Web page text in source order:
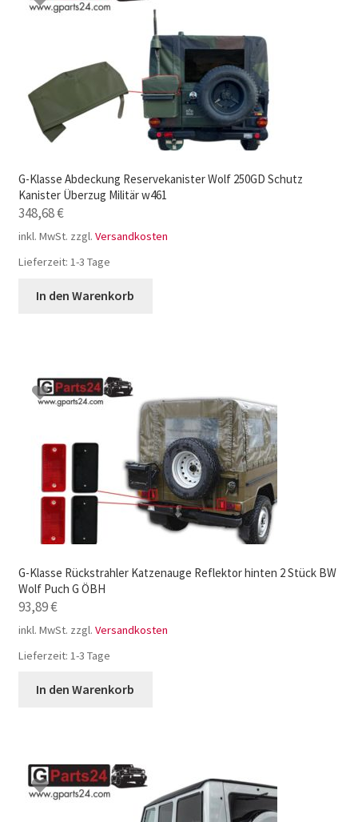
G-Klasse Abdeckung Reservekanister Wolf 250GD Schutz
Kanister Überzug Militär w461
348,68€
inkl. MwSt. zzgl. Versandkosten
Lieferzeit: 1-3 Tage
In den Warenkorb
G-Klasse Rückstrahler Katzenauge Reflektor hinten 2 Stück BW
Wolf Puch G ÖBH
93,89€
inkl. MwSt. zzgl. Versandkosten
Lieferzeit: 1-3 Tage
In den Warenkorb